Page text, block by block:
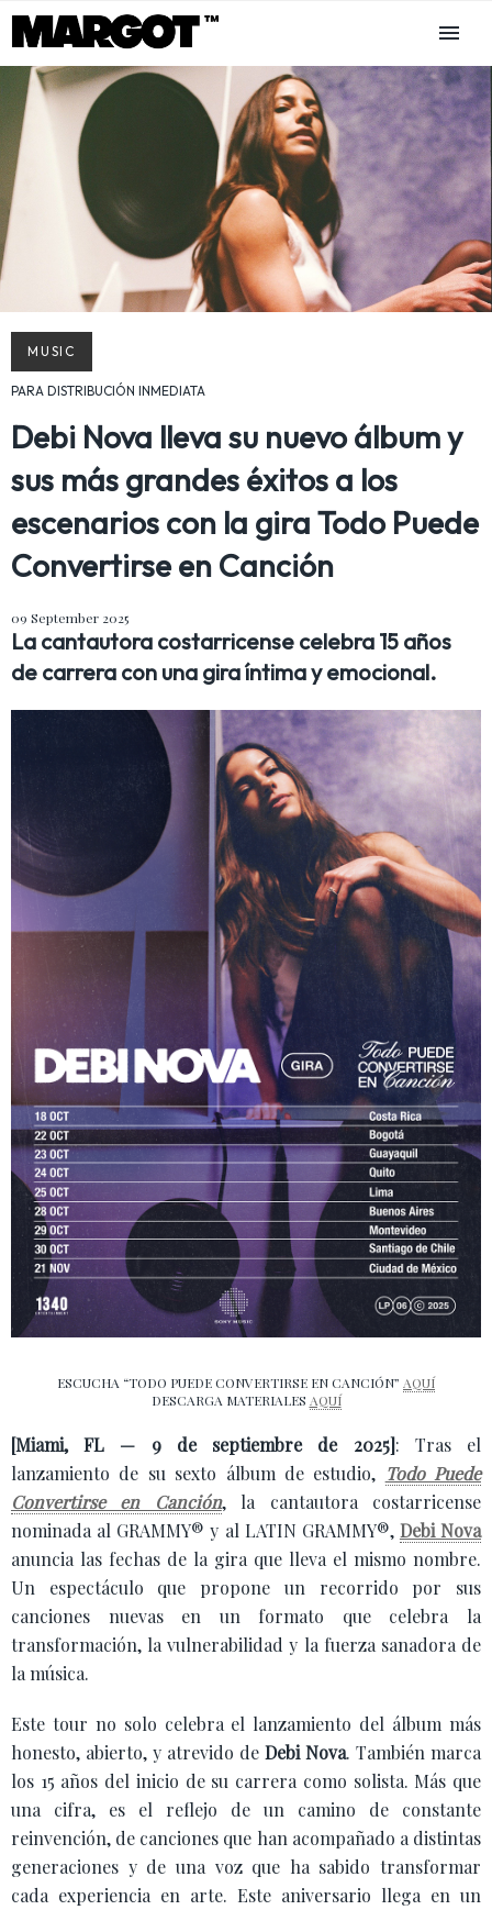
MUSIC
PARA DISTRIBUCIÓN INMEDIATA
Debi Nova lleva su nuevo álbum y
sus más grandes éxitos a los
escenarios con la gira Todo Puede
Convertirse en Canción
09 September 2025
La cantautora costarricense celebra 15 años
de carrera con una gira íntima y emocional.
ESCUCHA “TODO PUEDE CONVERTIRSE EN CANCIÓN” AQUÍ
DESCARGA MATERIALES AQUÍ
[Miami, FL — 9 de septiembre de 2025]: Tras el
lanzamiento de su sexto álbum de estudio, Todo Puede
Convertirse en Canción, la cantautora costarricense
nominada al GRAMMY® y al LATIN GRAMMY®, Debi Nova
anuncia las fechas de la gira que lleva el mismo nombre.
Un espectáculo que propone un recorrido por sus
canciones nuevas en un formato que celebra la
transformación, la vulnerabilidad y la fuerza sanadora de
la música.
Este tour no solo celebra el lanzamiento del álbum más
honesto, abierto, y atrevido de Debi Nova. También marca
los 15 años del inicio de su carrera como solista. Más que
una cifra, es el reflejo de un camino de constante
reinvención, de canciones que han acompañado a distintas
generaciones y de una voz que ha sabido transformar
cada experiencia en arte. Este aniversario llega en un